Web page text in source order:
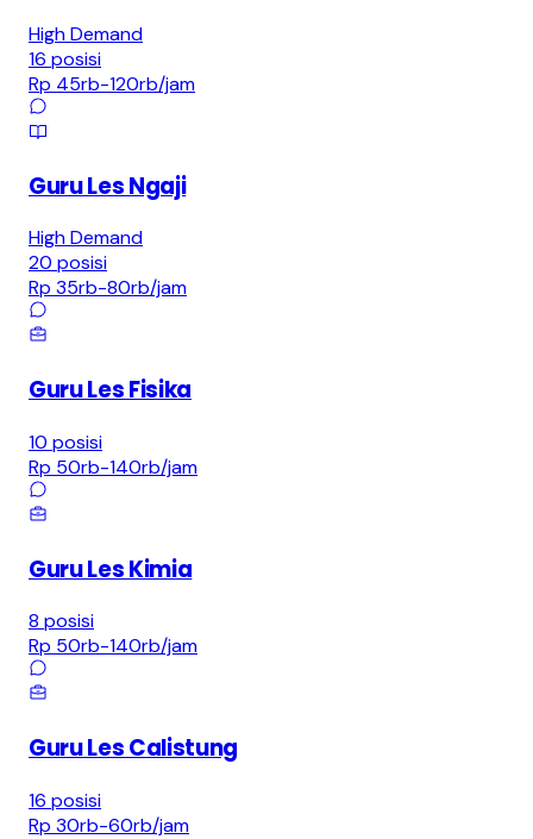
High Demand
16 posisi
Rp 45rb-120rb/jam
Guru Les Ngaji
High Demand
20 posisi
Rp 35rb-80rb/jam
Guru Les Fisika
10 posisi
Rp 50rb-140rb/jam
Guru Les Kimia
8 posisi
Rp 50rb-140rb/jam
Guru Les Calistung
16 posisi
Rp 30rb-60rb/jam